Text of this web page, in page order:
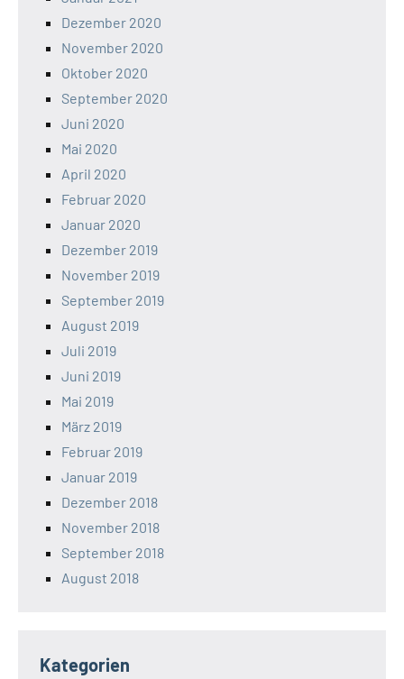
Dezember 2020
November 2020
Oktober 2020
September 2020
Juni 2020
Mai 2020
April 2020
Februar 2020
Januar 2020
Dezember 2019
November 2019
September 2019
August 2019
Juli 2019
Juni 2019
Mai 2019
März 2019
Februar 2019
Januar 2019
Dezember 2018
November 2018
September 2018
August 2018
Kategorien